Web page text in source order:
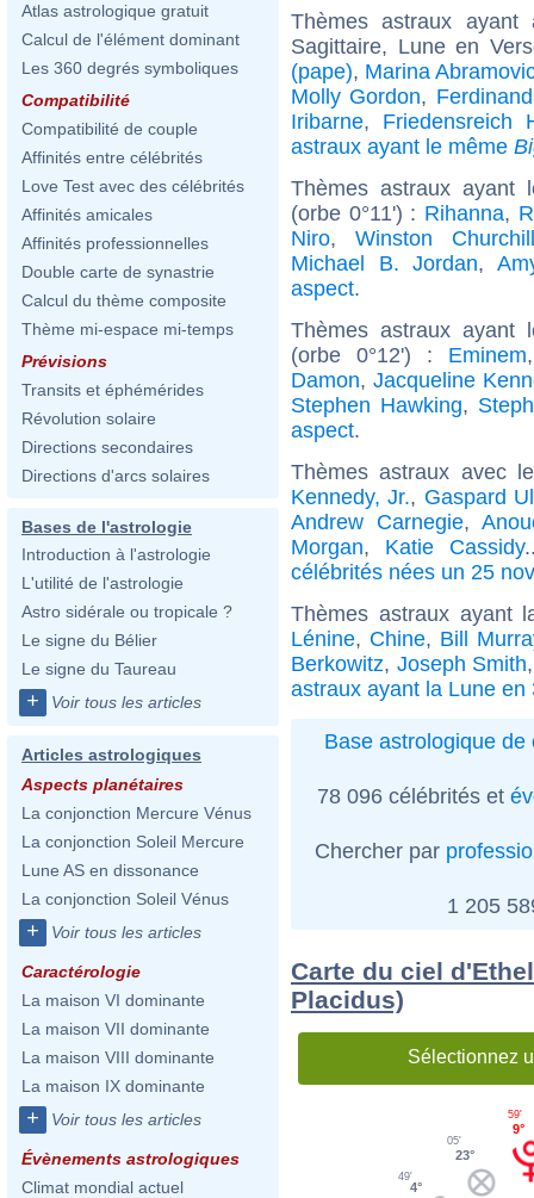
Atlas astrologique gratuit
Calcul de l'élément dominant
Les 360 degrés symboliques
Compatibilité
Compatibilité de couple
Affinités entre célébrités
Love Test avec des célébrités
Affinités amicales
Affinités professionnelles
Double carte de synastrie
Calcul du thème composite
Thème mi-espace mi-temps
Prévisions
Transits et éphémérides
Révolution solaire
Directions secondaires
Directions d'arcs solaires
Bases de l'astrologie
Introduction à l'astrologie
L'utilité de l'astrologie
Astro sidérale ou tropicale ?
Le signe du Bélier
Le signe du Taureau
+ Voir tous les articles
Articles astrologiques
Aspects planétaires
La conjonction Mercure Vénus
La conjonction Soleil Mercure
Lune AS en dissonance
La conjonction Soleil Vénus
+ Voir tous les articles
Caractérologie
La maison VI dominante
La maison VII dominante
La maison VIII dominante
La maison IX dominante
+ Voir tous les articles
Évènements astrologiques
Climat mondial actuel
Thèmes astraux
Sagittaire, Lune en
(pape), Marina
Molly Gordon,
Iribarne, Friedensreich
astraux ayant le même
Thèmes astraux ayant
(orbe 0°11') : Rihanna,
Niro, Winston Churchill
Michael B. Jordan,
aspect.
Thèmes astraux ayant
(orbe 0°12') : Eminem
Damon, Jacqueline
Stephen Hawking,
aspect.
Thèmes astraux avec
Kennedy, Jr., Gaspard
Andrew Carnegie,
Morgan, Katie Cassidy
célébrités nées un 25
Thèmes astraux ayant
Lénine, Chine, Bill
Berkowitz, Joseph Smith
astraux ayant la Lune en
Base astrologique de
78 096 célébrités et
Chercher par
1 205
Carte du ciel
Placidus)
Sélectionnez
9°
59'
23°
05'
4°
49'